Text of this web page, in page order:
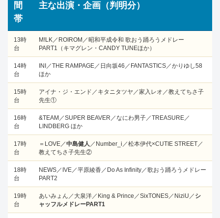
間
帯
主な出演・企画（判明分）
13時
台
M!LK／ROIROM／昭和平成令和 歌おう踊ろうメドレー
PART1（キマグレン・CANDY TUNEほか）
14時
台
INI／THE RAMPAGE／日向坂46／FANTASTICS／かりゆし58
ほか
15時
台
アイナ・ジ・エンド／キタニタツヤ／家入レオ／教えてちさ子
先生①
16時
台
&TEAM／SUPER BEAVER／なにわ男子／TREASURE／
LINDBERG ほか
17時
台
＝LOVE／中島健人 ／Number_i／松本伊代×CUTIE STREET／
教えてちさ子先生②
18時
台
NEWS／IVE／平原綾香／Do As Infinity／歌おう踊ろうメドレー
PART2
19時
台
あいみょん／大泉洋／King & Prince／SixTONES／NiziU／ シ
ャッフルメドレーPART1